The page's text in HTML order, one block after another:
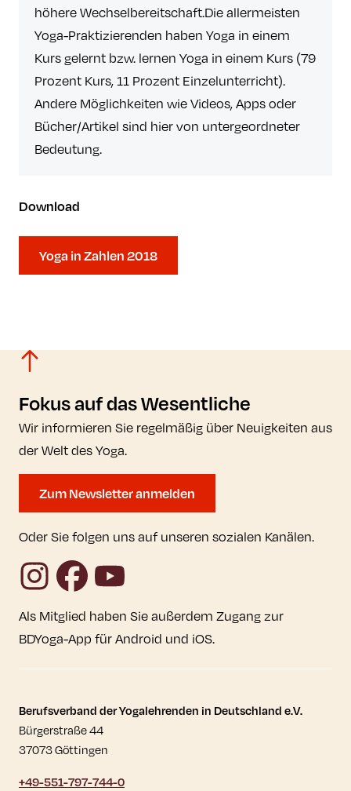
höhere Wechselbereitschaft.Die allermeisten
Yoga-Praktizierenden haben Yoga in einem
Kurs gelernt bzw. lernen Yoga in einem Kurs (79
Prozent Kurs, 11 Prozent Einzelunterricht).
Andere Möglichkeiten wie Videos, Apps oder
Bücher/Artikel sind hier von untergeordneter
Bedeutung.
Download
Yoga in Zahlen 2018
Fokus auf das Wesentliche
Wir informieren Sie regelmäßig über Neuigkeiten aus
der Welt des Yoga.
Zum Newsletter anmelden
Oder Sie folgen uns auf unseren sozialen Kanälen.
InstagramFacebookYouTube
Als Mitglied haben Sie außerdem Zugang zur
BDYoga-App für Android und iOS.
Kontaktdaten und weitere Links
Berufsverband der Yogalehrenden in Deutschland e.V.
Bürgerstraße 44
37073 Göttingen
+49-551-797-744-0